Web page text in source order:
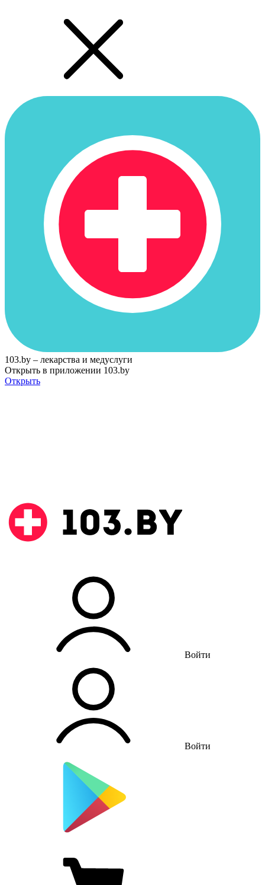
103.by – лекарства и медуслуги
Открыть в приложении 103.by
Открыть
Войти
Войти